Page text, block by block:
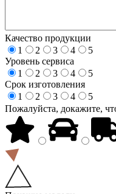
Качество продукции
1
2 3 4
5
Уровень сервиса
1
2 3 4
5
Срок изготовления
1
2 3 4
5
Пожалуйста, докажите,